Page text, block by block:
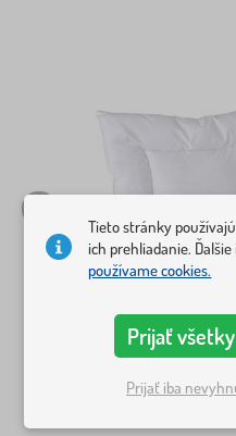
Tieto stránky
ich prehliadanie.
používame cookies.
Prijať
Prijať iba